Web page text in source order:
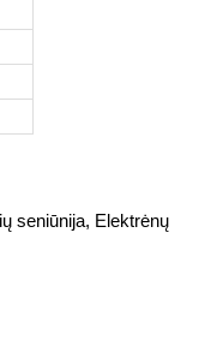
seniūnija, Elektrėnų